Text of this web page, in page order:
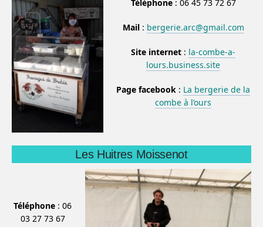
Téléphone: 06 45 73 72 67
Mail: bergerie.arc@gmail.com
Site internet : la-combe-a-
lours.business.site
Page facebook : La bergerie de la
combe à l’ours
Les Huitres Moissenot
Téléphone : 06
03 27 73 67